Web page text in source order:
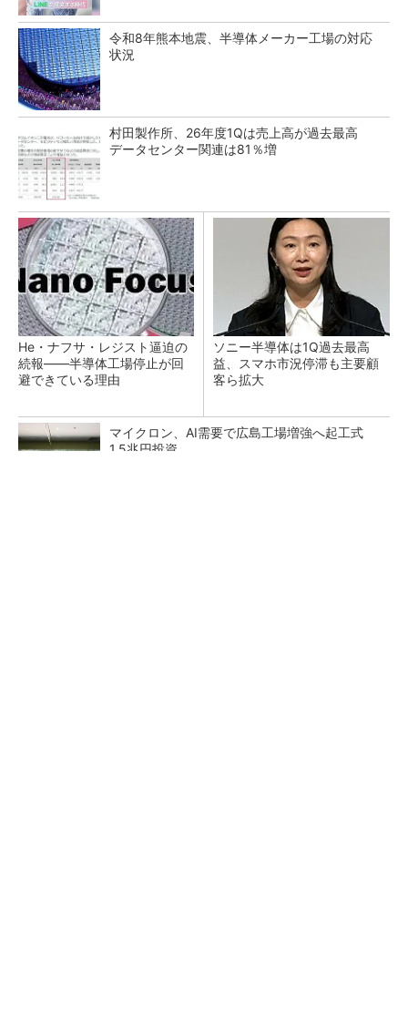
令和8年熊本地震、半導体メーカー工場の対応
状況
村田製作所、26年度1Qは売上高が過去最高
データセンター関連は81％増
He・ナフサ・レジスト逼迫の
続報――半導体工場停止が回
避できている理由
ソニー半導体は1Q過去最高
益、スマホ市況停滞も主要顧
客ら拡大
マイクロン、AI需要で広島工場増強へ起工式
1.5兆円投資